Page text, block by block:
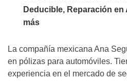
Deducible, Reparación en
más
La compañía mexicana Ana
en pólizas para automóviles.
experiencia en el mercado de